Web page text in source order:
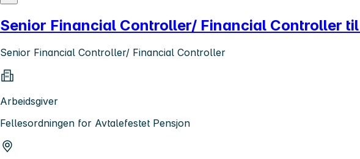
Senior Financial Controller/ Financial Controller
Senior Financial Controller/ Financial Controller
Arbeidsgiver
Fellesordningen for Avtalefestet Pensjon